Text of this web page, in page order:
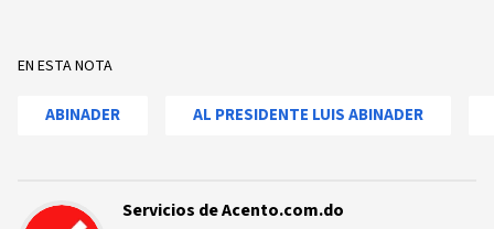
EN ESTA NOTA
ABINADER AL PRESIDENTE LUIS ABINADER
Servicios de Acento.com.do